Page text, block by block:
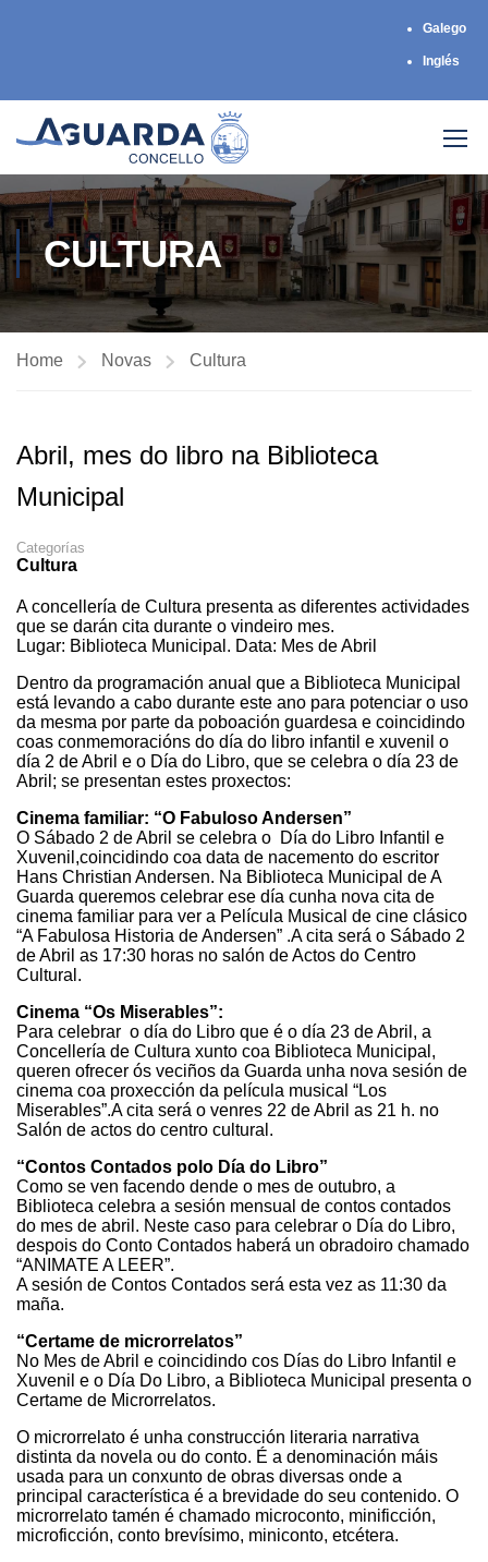
Galego
Inglés
CULTURA
Home Novas Cultura
Abril, mes do libro na Biblioteca
Municipal
Categorías
Cultura
A concellería de Cultura presenta as diferentes actividades
que se darán cita durante o vindeiro mes.
Lugar: Biblioteca Municipal. Data: Mes de Abril
Dentro da programación anual que a Biblioteca Municipal
está levando a cabo durante este ano para potenciar o uso
da mesma por parte da poboación guardesa e coincidindo
coas conmemoracións do día do libro infantil e xuvenil o
día 2 de Abril e o Día do Libro, que se celebra o día 23 de
Abril; se presentan estes proxectos:
Cinema familiar: “O Fabuloso Andersen”
O Sábado 2 de Abril se celebra o Día do Libro Infantil e
Xuvenil,coincidindo coa data de nacemento do escritor
Hans Christian Andersen. Na Biblioteca Municipal de A
Guarda queremos celebrar ese día cunha nova cita de
cinema familiar para ver a Película Musical de cine clásico
“A Fabulosa Historia de Andersen” .A cita será o Sábado 2
de Abril as 17:30 horas no salón de Actos do Centro
Cultural.
Cinema “Os Miserables”:
Para celebrar o día do Libro que é o día 23 de Abril, a
Concellería de Cultura xunto coa Biblioteca Municipal,
queren ofrecer ós veciños da Guarda unha nova sesión de
cinema coa proxección da película musical “Los
Miserables”.A cita será o venres 22 de Abril as 21 h. no
Salón de actos do centro cultural.
“Contos Contados polo Día do Libro”
Como se ven facendo dende o mes de outubro, a
Biblioteca celebra a sesión mensual de contos contados
do mes de abril. Neste caso para celebrar o Día do Libro,
despois do Conto Contados haberá un obradoiro chamado
“ANIMATE A LEER”.
A sesión de Contos Contados será esta vez as 11:30 da
maña.
“Certame de microrrelatos”
No Mes de Abril e coincidindo cos Días do Libro Infantil e
Xuvenil e o Día Do Libro, a Biblioteca Municipal presenta o
Certame de Microrrelatos.
O microrrelato é unha construcción literaria narrativa
distinta da novela ou do conto. É a denominación máis
usada para un conxunto de obras diversas onde a
principal característica é a brevidade do seu contenido. O
microrrelato tamén é chamado microconto, minificción,
microficción, conto brevísimo, miniconto, etcétera.